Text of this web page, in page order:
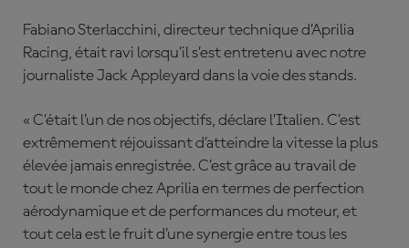
Fabiano Sterlacchini, directeur technique d’Aprilia
Racing, était ravi lorsqu’il s’est entretenu avec notre
journaliste Jack Appleyard dans la voie des stands.
« C’était l’un de nos objectifs, déclare l’Italien. C’est
extrêmement réjouissant d’atteindre la vitesse la plus
élevée jamais enregistrée. C’est grâce au travail de
tout le monde chez Aprilia en termes de perfection
aérodynamique et de performances du moteur, et
tout cela est le fruit d’une synergie entre tous les